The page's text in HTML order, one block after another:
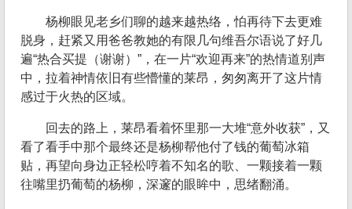
杨柳眼见老乡们聊的越来越热络，怕再待下去更难
脱身，赶紧又用爸爸教她的有限几句维吾尔语说了好几
遍“热合买提（谢谢）”，在一片“欢迎再来”的热情道别声
中，拉着神情依旧有些懵懂的莱昂，匆匆离开了这片情
感过于火热的区域。
回去的路上，莱昂看着怀里那一大堆“意外收获”，又
看了看手中那个最终还是杨柳帮他付了钱的葡萄冰箱
贴，再望向身边正轻松哼着不知名的歌、一颗接着一颗
往嘴里扔葡萄的杨柳，深邃的眼眸中，思绪翻涌。